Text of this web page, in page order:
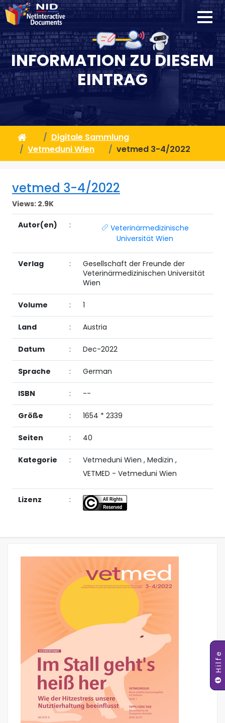
Hilfe
INFORMATION ZU DIESEM
EINTRAG
Digitale Sammlung
Vetmeduni Wien
vetmed 3-4/2022
vetmed 3-4/2022
Views: 2.9K
Autor(en) :
Veterinärmedizinische
Universität Wien
Verlag :
Gesellschaft der Freunde der
Veterinärmedizinischen Universität
Wien
Volume : 1
Land : Austria
Datum : Dec-2022
Sprache : German
ISBN : --
Größe : 1654 * 2339
Seiten : 40
Kategorie : Vetmeduni Wien , Medizin ,
VETMED - Vetmeduni Wien
Lizenz :